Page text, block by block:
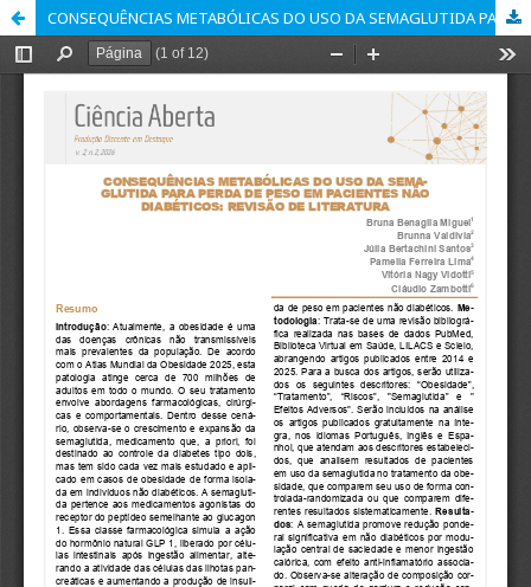
CONSEQUÊNCIAS METABÓLICAS DO USO DA SEMAGLUTIDA PARA PERDA DE PESO EM PACIENTES NÃO DIABÉTICOS